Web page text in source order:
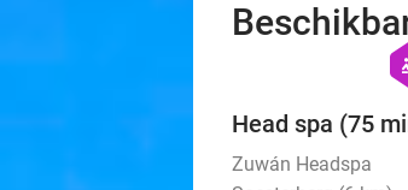
Head spa (75
Zuwán Headspa